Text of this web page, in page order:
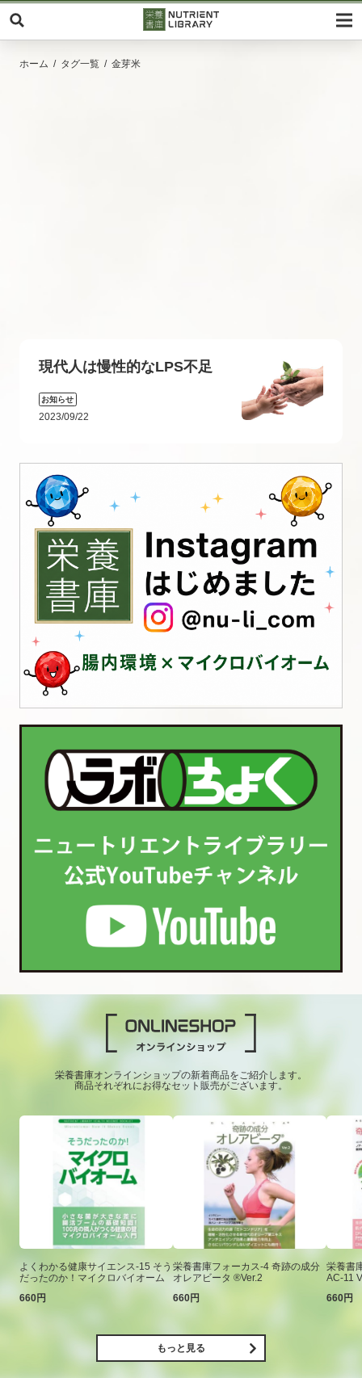
ホーム タグ一覧 金芽米
現代人は慢性的なLPS不足
お知らせ
2023/09/22
栄養書庫オンラインショップの新着商品をご紹介します。
商品それぞれにお得なセット販売がございます。
よくわかる健康サイエンス-15 そう
だったのか！マイクロバイオーム
660円
栄養書庫フォーカス-4 奇跡の成分
オレアビータ ®Ver.2
660円
栄養書
AC-11
660円
もっと見る